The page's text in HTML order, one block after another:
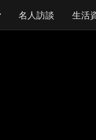
名人訪談 生活